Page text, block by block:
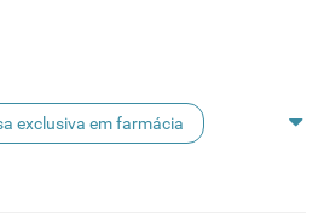
exclusiva em farmácia